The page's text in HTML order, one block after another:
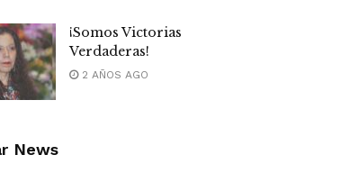
¡Somos Victorias
Verdaderas!
2 AÑOS AGO
News